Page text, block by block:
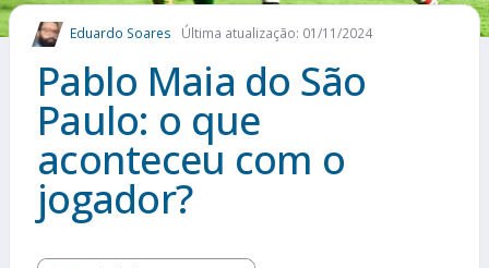
MAIS ESPORTES
Eduardo Soares Última atualização: 01/11/2024
Pablo Maia do São
Paulo: o que
aconteceu com o
jogador?